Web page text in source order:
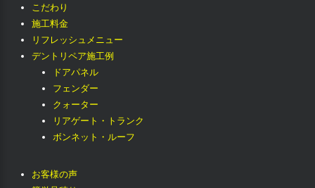
こだわり
施工料金
リフレッシュメニュー
デントリペア施工例
ドアパネル
フェンダー
クォーター
リアゲート・トランク
ボンネット・ルーフ
お客様の声